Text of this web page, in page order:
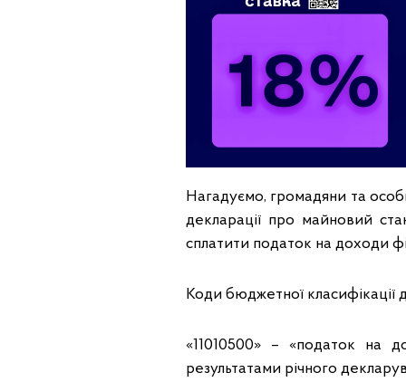
Нагадуємо, громадяни та
декларації про майновий
сплатити податок на доходи
Коди бюджетної класифікації
«11010500» – «податок на
результатами річного